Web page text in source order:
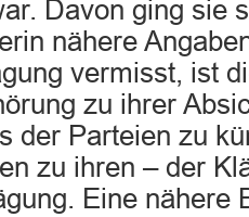
Davon ging sie
nähere
vermisst, ist
zu ihrer
der Parteien zu
zu ihren – der
Eine nähere